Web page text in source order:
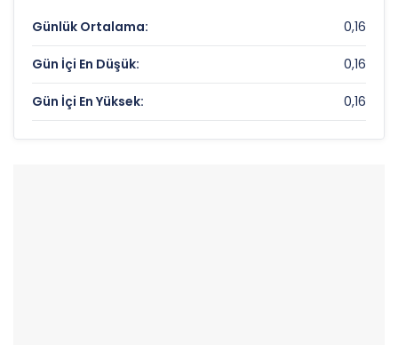
Günlük Ortalama: 0,16
Gün İçi En Düşük: 0,16
Gün İçi En Yüksek: 0,16